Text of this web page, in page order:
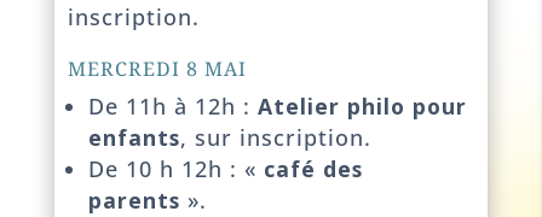
inscription.
MERCREDI 8 MAI
De 11h à 12h :Atelier philo pour
enfants, sur inscription.
De 10 h 12h : « café des
parents ».